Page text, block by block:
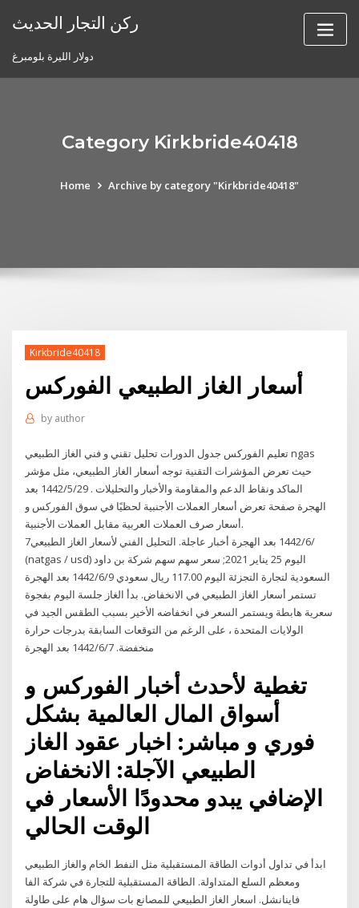
ركن التجار الحديث
دولار الليرة بلومبرغ
Category Kirkbride40418
Home Archive by category "Kirkbride40418"
Kirkbride40418
أسعار الغاز الطبيعي الفوركس
by author
تعليم الفوركس جدول الدورات تحليل تقني و فني الغاز الطبيعي ngas
حيث تعرض المؤشرات التقنية توجه أسعار الغاز الطبيعي، مثل مؤشر
الماكد ونقاط الدعم والمقاومة والأخبار والتحليلات . 29‏‏/5‏‏/1442 بعد
الهجرة صفحة تعرض أسعار العملات الأجنبية لحظيًا في سوق الفوركس و
أسعار صرف العملات العربية مقابل العملات الأجنبية.
7‏‏/6‏‏/1442 بعد الهجرة أخبار عاجلة. التحليل الفني لأسعار الغاز الطبيعي
(natgas / usd) اليوم 25 يناير 2021; سعر سهم سهم شركة بن داود
السعودية لتجارة التجزئة اليوم 117.00 ريال سعودي 9‏‏/6‏‏/1442 بعد الهجرة
تستمر أسعار الغاز الطبيعي في الانخفاض. بدأ الغاز جلسة اليوم بفجوة
سعرية هابطة ويستمر السعر في انخفاضه الأخير بسبب الطقس الجيد في
الولايات المتحدة ، على الرغم من التوقعات السابقة بدرجات حرارة
منخفضة. 7‏‏/6‏‏/1442 بعد الهجرة
تغطية لأحدث أخبار الفوركس و
أسواق المال العالمية بشكل
فوري و مباشر: اخبار عقود الغاز
الطبيعي الآجلة: الانخفاض
الإضافي يبدو محدودًا الأسعار في
ابدأ في تداول أدوات الطاقة المستقبلية مثل النفط الخام والغاز الطبيعي
ومعظم السلع المتداولة. الطاقة المستقبلية للتجارة في شركة الفا
فاينانشل. اسعار الغاز الطبيعي للمصانع بات سؤال هام على طاولة